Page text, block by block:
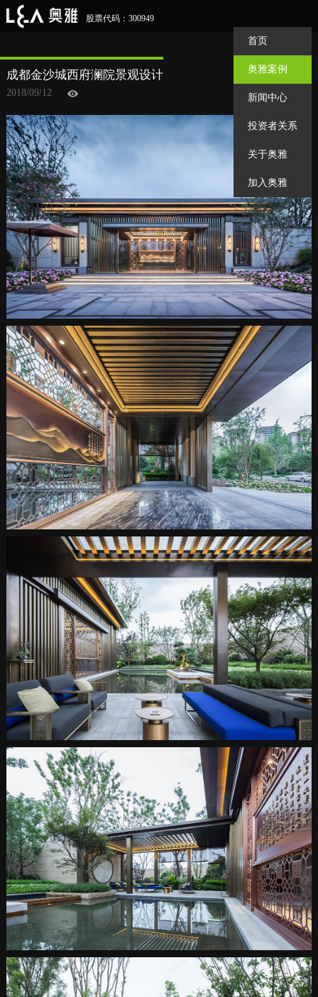
股票代码：300949
首页
奥雅案例
新闻中心
投资者关系
关于奥雅
加入奥雅
成都金沙城西府澜院景观设计
2018/09/12